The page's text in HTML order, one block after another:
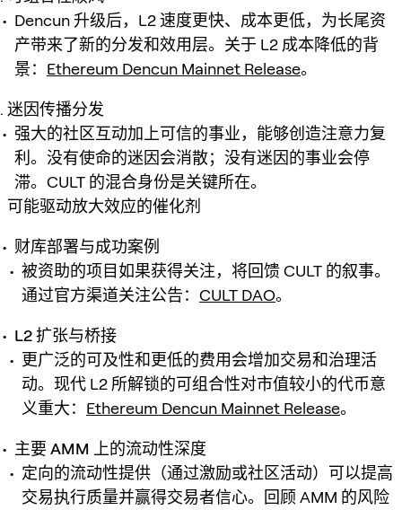
Dencun 升级后，L2 速度更快、成本更低，为长尾资
产带来了新的分发和效用层。关于 L2 成本降低的背
景： Ethereum Dencun Mainnet Release。
迷因传播分发
强大的社区互动加上可信的事业，能够创造注意力复
利。没有使命的迷因会消散；没有迷因的事业会停
滞。CULT 的混合身份是关键所在。
可能驱动放大效应的催化剂
财库部署与成功案例
被资助的项目如果获得关注，将回馈 CULT 的叙事。
通过官方渠道关注公告： CULT DAO。
L2 扩张与桥接
更广泛的可及性和更低的费用会增加交易和治理活
动。现代 L2 所解锁的可组合性对市值较小的代币意
义重大： Ethereum Dencun Mainnet Release。
主要 AMM 上的流动性深度
定向的流动性提供（通过激励或社区活动）可以提高
交易执行质量并赢得交易者信心。回顾 AMM 的风险